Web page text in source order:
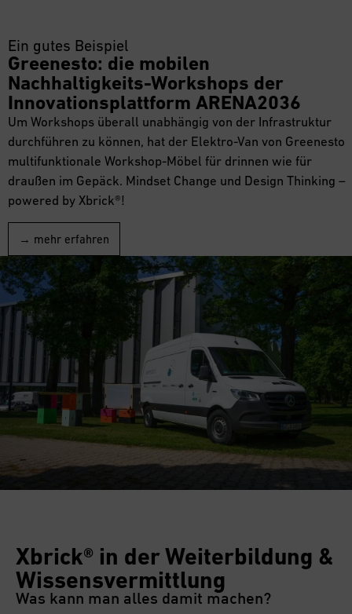
Ein gutes Beispiel
Greenesto: die mobilen
Nachhaltigkeits-Workshops der
Innovationsplattform ARENA2036
Um Workshops überall unabhängig von der Infrastruktur
durchführen zu können, hat der Elektro-Van von Greenesto
multifunktionale Workshop-Möbel für drinnen wie für
draußen im Gepäck. Mindset Change und Design Thinking –
powered by Xbrick®!
→ mehr erfahren
Xbrick® in der Weiterbildung &
Wissensvermittlung
Was kann man alles damit machen?